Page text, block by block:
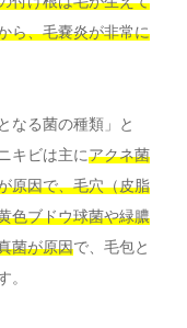
ら、毛嚢炎が非常に
なる菌の種類」と
キビは主にアクネ菌
原因で、毛穴（皮脂
色ブドウ球菌や緑膿
菌が原因で、毛包と
。